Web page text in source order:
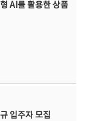
AI를 활용한 상품
입주자 모집